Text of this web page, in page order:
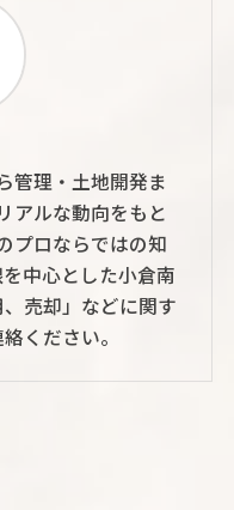
管理・土地開発ま
アルな動向をもと
プロならではの知
中心とした小倉南
売却」などに関す
ください。